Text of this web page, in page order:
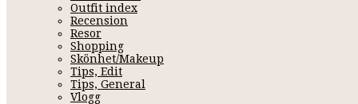
Outfit index
Recension
Resor
Shopping
Skönhet/Makeup
Tips, Edit
Tips, General
Vlogg
Maj 31, 2015 20:52
Har haft en fin dag tillsammans med Kevin
dit. Är inte där så ofta längre, är mest hemma, i tryggheten.
ren bil på köpet också;).